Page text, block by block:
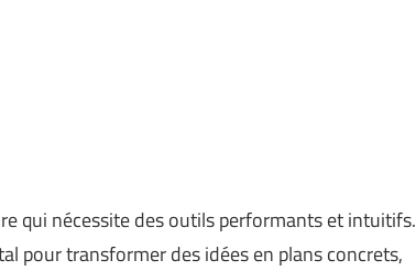
qui nécessite des outils performants et intuitifs.
pour transformer des idées en plans concrets,